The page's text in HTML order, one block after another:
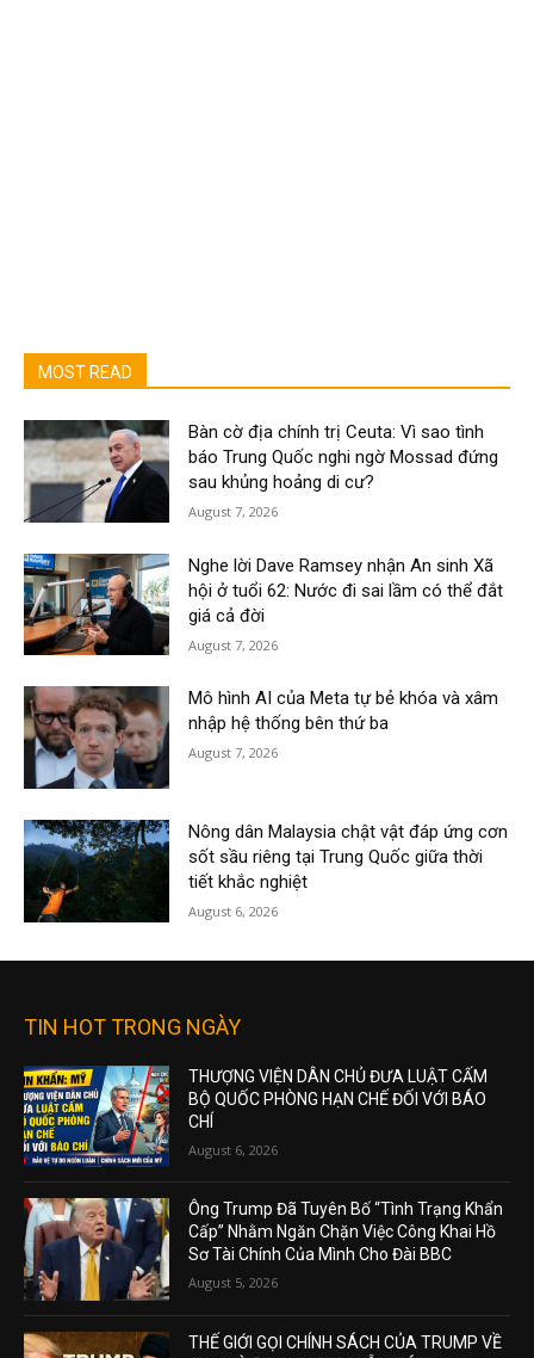
MOST READ
Bàn cờ địa chính trị Ceuta: Vì sao tình
báo Trung Quốc nghi ngờ Mossad đứng
sau khủng hoảng di cư?
August 7, 2026
Nghe lời Dave Ramsey nhận An sinh Xã
hội ở tuổi 62: Nước đi sai lầm có thể đắt
giá cả đời
August 7, 2026
Mô hình AI của Meta tự bẻ khóa và xâm
nhập hệ thống bên thứ ba
August 7, 2026
Nông dân Malaysia chật vật đáp ứng cơn
sốt sầu riêng tại Trung Quốc giữa thời
tiết khắc nghiệt
August 6, 2026
TIN HOT TRONG NGÀY
THƯỢNG VIỆN DÂN CHỦ ĐƯA LUẬT CẤM
BỘ QUỐC PHÒNG HẠN CHẾ ĐỐI VỚI BÁO
CHÍ
August 6, 2026
Ông Trump Đã Tuyên Bố “Tình Trạng Khẩn
Cấp” Nhằm Ngăn Chặn Việc Công Khai Hồ
Sơ Tài Chính Của Mình Cho Đài BBC
August 5, 2026
THẾ GIỚI GỌI CHÍNH SÁCH CỦA TRUMP VỀ